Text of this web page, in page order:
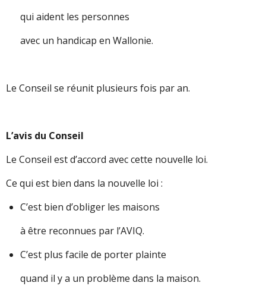
qui aident les personnes
avec un handicap en Wallonie.
Le Conseil se réunit plusieurs fois par an.
L’avis du Conseil
Le Conseil est d’accord avec cette nouvelle loi.
Ce qui est bien dans la nouvelle loi :
C’est bien d’obliger les maisons
à être reconnues par l’AVIQ.
C’est plus facile de porter plainte
quand il y a un problème dans la maison.